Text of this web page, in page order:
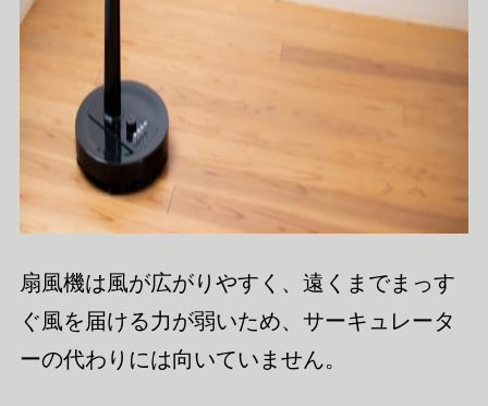
扇風機は風が広がりやすく、遠くまでまっす
ぐ風を届ける力が弱いため、サーキュレータ
ーの代わりには向いていません。